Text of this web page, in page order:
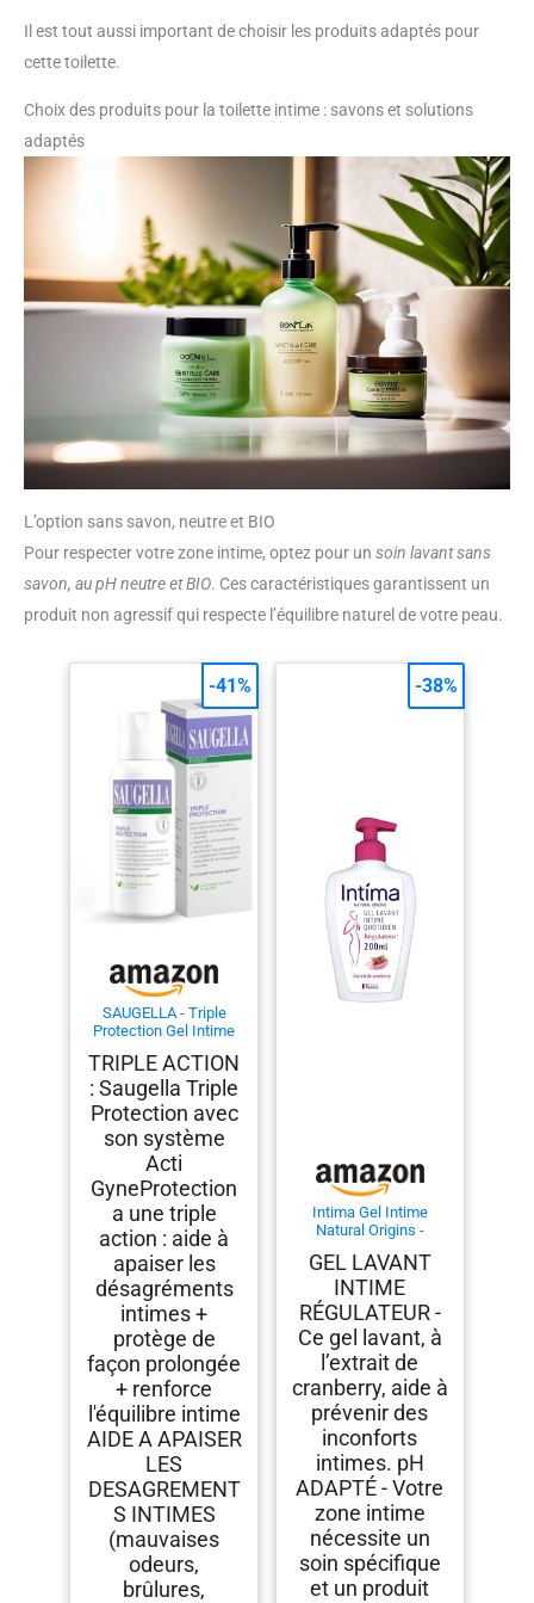
Il est tout aussi important de choisir les produits adaptés pour
cette toilette.
Choix des produits pour la toilette intime : savons et solutions
adaptés
L’option sans savon, neutre et BIO
Pour respecter votre zone intime, optez pour un soin lavant sans
savon, au pH neutre et BIO. Ces caractéristiques garantissent un
produit non agressif qui respecte l’équilibre naturel de votre peau.
SAUGELLA - Triple
Protection Gel Intime
TRIPLE ACTION
: Saugella Triple
Protection avec
son système
Acti
GyneProtection
a une triple
action : aide à
apaiser les
désagréments
intimes +
protège de
façon prolongée
+ renforce
l'équilibre intime
AIDE A APAISER
LES
DESAGREMENT
S INTIMES
(mauvaises
odeurs,
brûlures,
-41%
Intima Gel Intime
Natural Origins -
ml
GEL LAVANT
INTIME
RÉGULATEUR -
Ce gel lavant, à
l’extrait de
cranberry, aide à
prévenir des
inconforts
intimes. pH
ADAPTÉ - Votre
zone intime
nécessite un
soin spécifique
et un produit
-38%